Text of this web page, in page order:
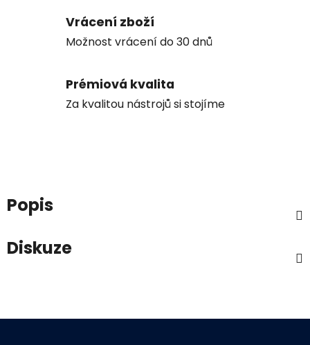
Vrácení zboží
Možnost vrácení do 30 dnů
Prémiová kvalita
Za kvalitou nástrojů si stojíme
Popis
Diskuze